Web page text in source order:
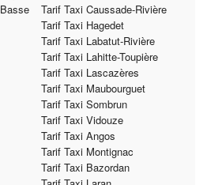
Tarif Taxi Caussade-Rivière
Tarif Taxi Hagedet
Tarif Taxi Labatut-Rivière
Tarif Taxi Lahitte-Toupière
Tarif Taxi Lascazères
Tarif Taxi Maubourguet
Tarif Taxi Sombrun
Tarif Taxi Vidouze
Tarif Taxi Angos
Tarif Taxi Montignac
Tarif Taxi Bazordan